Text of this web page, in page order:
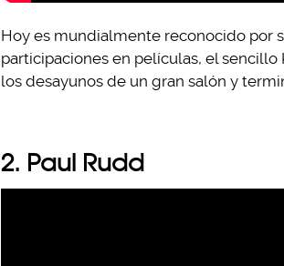
Hoy es mundialmente reconocido por
participaciones en películas, el sencillo
los desayunos de un gran salón y
2. Paul Rudd